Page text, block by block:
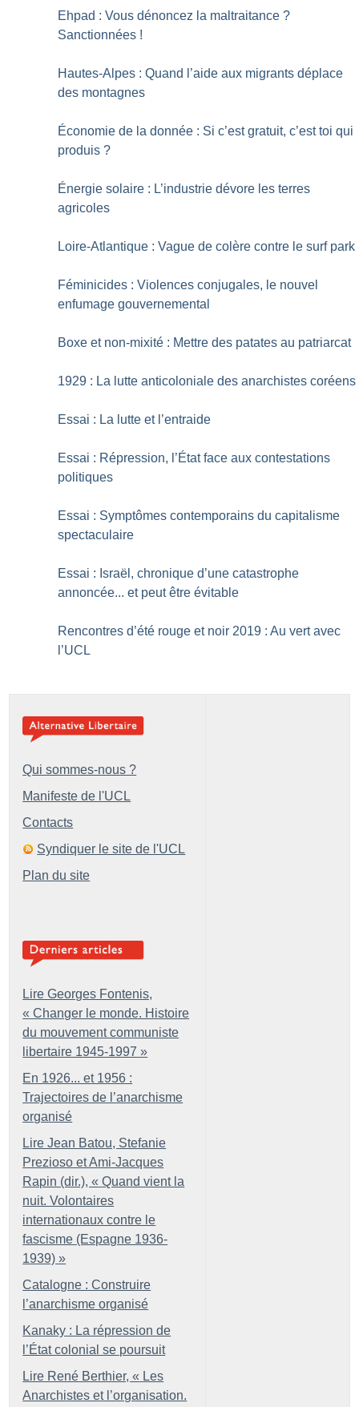
Ehpad : Vous dénoncez la maltraitance ?
Sanctionnées !
Hautes-Alpes : Quand l’aide aux migrants déplace
des montagnes
Économie de la donnée : Si c’est gratuit, c’est toi qui
produis ?
Énergie solaire : L’industrie dévore les terres
agricoles
Loire-Atlantique : Vague de colère contre le surf park
Féminicides : Violences conjugales, le nouvel
enfumage gouvernemental
Boxe et non-mixité : Mettre des patates au patriarcat
1929 : La lutte anticoloniale des anarchistes coréens
Essai : La lutte et l’entraide
Essai : Répression, l’État face aux contestations
politiques
Essai : Symptômes contemporains du capitalisme
spectaculaire
Essai : Israël, chronique d’une catastrophe
annoncée... et peut être évitable
Rencontres d’été rouge et noir 2019 : Au vert avec
l’UCL
Qui sommes-nous ?
Manifeste de l'UCL
Contacts
Syndiquer le site de l'UCL
Plan du site
Lire Georges Fontenis,
« Changer le monde. Histoire
du mouvement communiste
libertaire 1945-1997 »
En 1926... et 1956 :
Trajectoires de l’anarchisme
organisé
Lire Jean Batou, Stefanie
Prezioso et Ami-Jacques
Rapin (dir.), « Quand vient la
nuit. Volontaires
internationaux contre le
fascisme (Espagne 1936-
1939) »
Catalogne : Construire
l’anarchisme organisé
Kanaky : La répression de
l’État colonial se poursuit
Lire René Berthier, « Les
Anarchistes et l’organisation.